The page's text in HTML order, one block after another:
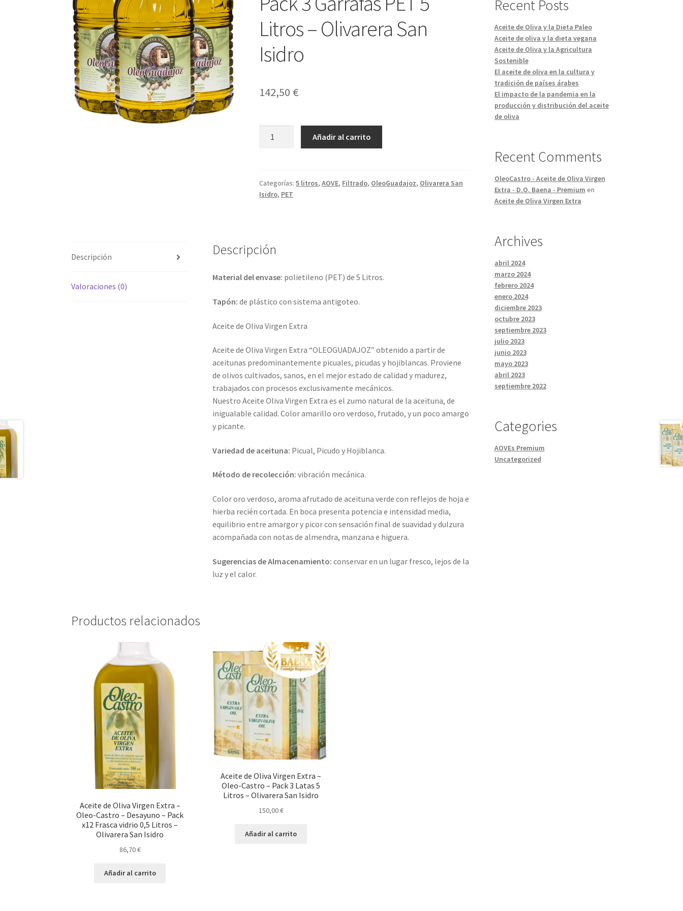
Litros – Olivarera San
Isidro
142,50 €
Extra
-
3
5
Litros
Olivarera
Isidro
cantidad
Añadir al carrito
Categorías:5 litros,AOVE, Filtrado, OleoGuadajoz, Olivarera San
Isidro, PET
Descripción
Valoraciones (0)
Descripción
Material del envase: polietileno (PET) de 5 Litros.
Tapón: de plástico con sistema antigoteo.
Aceite de Oliva Virgen Extra
Aceite de Oliva Virgen Extra “OLEOGUADAJOZ” obtenido a partir de
aceitunas predominantemente picuales, picudas y hojiblancas. Proviene
de olivos cultivados, sanos, en el mejor estado de calidad y madurez,
trabajados con procesos exclusivamente mecánicos.
Nuestro Aceite Oliva Virgen Extra es el zumo natural de la aceituna, de
inigualable calidad. Color amarillo oro verdoso, frutado, y un poco amargo
y picante.
Variedad de aceituna: Picual, Picudo y Hojiblanca.
Método de recolección: vibración mecánica.
Color oro verdoso, aroma afrutado de aceituna verde con reflejos de hoja e
hierba recién cortada. En boca presenta potencia e intensidad media,
equilibrio entre amargor y picor con sensación final de suavidad y dulzura
acompañada con notas de almendra, manzana e higuera.
Sugerencias de Almacenamiento: conservar en un lugar fresco, lejos de la
luz y el calor.
Productos relacionados
Aceite de Oliva Virgen Extra –
Oleo-Castro – Desayuno – Pack
x12 Frasca vidrio 0,5 Litros –
Olivarera San Isidro
86,70€
Añadir al carrito
Aceite de Oliva Virgen Extra –
Oleo-Castro – Pack 3 Latas 5
Litros – Olivarera San Isidro
150,00€
Añadir al carrito
Recent Posts
Aceite de Oliva y la Dieta Paleo
Aceite de oliva y la dieta vegana
Aceite de Oliva y la Agricultura
Sostenible
El aceite de oliva en la cultura y
tradición de países árabes
El impacto de la pandemia en la
producción y distribución del aceite
de oliva
Recent Comments
OleoCastro - Aceite de Oliva Virgen
Extra - D.O. Baena - Premium en
Aceite de Oliva Virgen Extra
Archives
abril 2024
marzo 2024
febrero 2024
enero 2024
diciembre 2023
octubre 2023
septiembre 2023
julio 2023
junio 2023
mayo 2023
abril 2023
septiembre 2022
Categories
AOVEs Premium
Uncategorized